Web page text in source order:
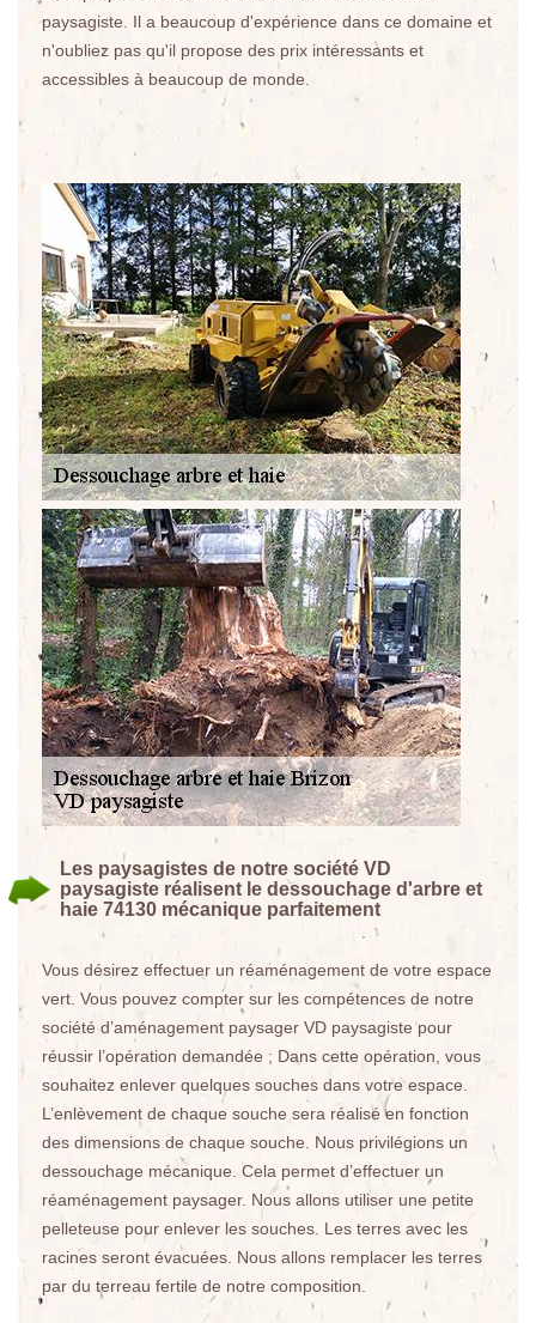
paysagiste. Il a beaucoup d'expérience dans ce domaine et
n'oubliez pas qu'il propose des prix intéressants et
accessibles à beaucoup de monde.
Les paysagistes de notre société VD
paysagiste réalisent le dessouchage d'arbre et
haie 74130 mécanique parfaitement
Vous désirez effectuer un réaménagement de votre espace
vert. Vous pouvez compter sur les compétences de notre
société d’aménagement paysager VD paysagiste pour
réussir l’opération demandée ; Dans cette opération, vous
souhaitez enlever quelques souches dans votre espace.
L’enlèvement de chaque souche sera réalisé en fonction
des dimensions de chaque souche. Nous privilégions un
dessouchage mécanique. Cela permet d’effectuer un
réaménagement paysager. Nous allons utiliser une petite
pelleteuse pour enlever les souches. Les terres avec les
racines seront évacuées. Nous allons remplacer les terres
par du terreau fertile de notre composition.